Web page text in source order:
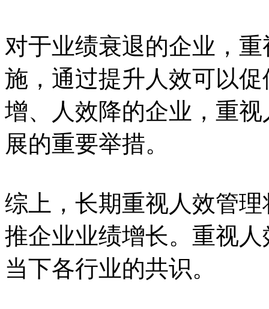
对于业绩衰退的企业，
施，通过提升人效可以
增、人效降的企业，重
展的重要举措。
综上，长期重视人效管
推企业业绩增长。重视
当下各行业的共识。